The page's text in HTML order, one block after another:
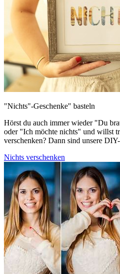
"Nichts"-Geschenke" basteln
Hörst du auch immer wieder "Du
oder "Ich möchte nichts" und willst
verschenken? Dann sind unsere
Nichts verschenken